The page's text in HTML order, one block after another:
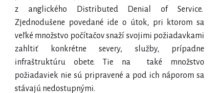
z anglického Distributed Denial of Service.
Zjednodušene povedané ide o útok, pri ktorom sa
veľké množstvo počítačov snaží svojimi požiadavkami
zahltiť konkrétne severy, služby, prípadne
infraštruktúru obete. Tie na také množstvo
požiadaviek nie sú pripravené a pod ich náporom sa
stávajú nedostupnými.